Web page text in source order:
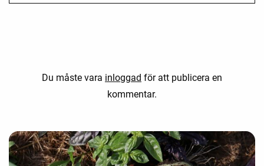
Du måste vara inloggad för att publicera en
kommentar.